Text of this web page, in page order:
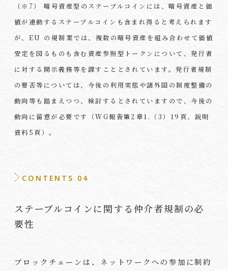
（※7） 暗号資産型のステーブルコインには、暗号資産と価
値が連動するステーブルコインも含まれ得ると考えられます
が、EU の規制案では、複数の暗号資産を組み合わせて価値
安定を図るものも含む資産参照型トークンについて、発行者
に対する開示義務等を課すこととされています。発行者規制
の要否等については、今後の利用実態や諸外国の制度整備の
動向等も踏まえつつ、検討するとされていますので、今後の
動向に留意が必要です（WG報告第2章1.（3）19頁、説明
資料5頁）。
CONTENTS 04
ステーブルコインに関する仲介者規制の必
要性
ブロックチェーンは、ネットワークへの参加に制約